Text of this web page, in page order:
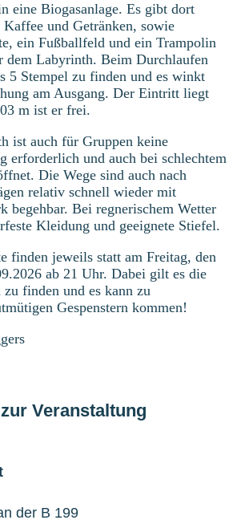
eine Biogasanlage. Es gibt dort
und Getränken, sowie
ein Fußballfeld und ein Trampolin
dem Labyrinth. Beim Durchlaufen
5 Stempel zu finden und es winkt
am Ausgang. Der Eintritt liegt
m ist er frei.
ist auch für Gruppen keine
erforderlich und auch bei schlechtem
Die Wege sind auch nach
relativ schnell wieder mit
begehbar. Bei regnerischem Wetter
Kleidung und geeignete Stiefel.
finden jeweils statt am Freitag, den
ab 21 Uhr. Dabei gilt es die
finden und es kann zu
Gespenstern kommen!
Veranstaltung
der B 199